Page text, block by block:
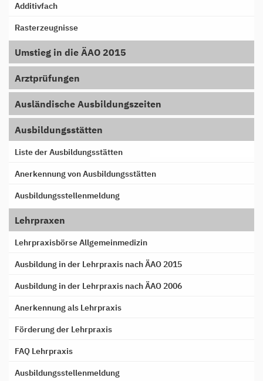
Additivfach
Rasterzeugnisse
Umstieg in die ÄAO 2015
Arztprüfungen
Ausländische Ausbildungszeiten
Ausbildungsstätten
Liste der Ausbildungsstätten
Anerkennung von Ausbildungsstätten
Ausbildungsstellenmeldung
Lehrpraxen
Lehrpraxisbörse Allgemeinmedizin
Ausbildung in der Lehrpraxis nach ÄAO 2015
Ausbildung in der Lehrpraxis nach ÄAO 2006
Anerkennung als Lehrpraxis
Förderung der Lehrpraxis
FAQ Lehrpraxis
Ausbildungsstellenmeldung